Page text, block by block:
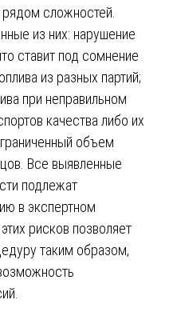
сложностей.
из них: нарушение
ставит под сомнение
из разных партий;
при неправильном
качества либо их
объем
Все выявленные
подлежат
в экспертном
рисков позволяет
таким образом,